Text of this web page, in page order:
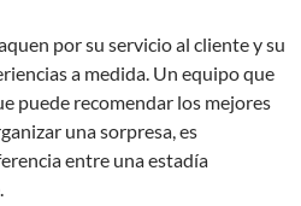
por su servicio al cliente y su
a medida. Un equipo que
puede recomendar los mejores
una sorpresa, es
entre una estadía